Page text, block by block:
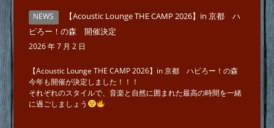
NEWS
【Acoustic Lounge THE CAMP 2026】in 京都 ハ
ピろー！の森 開催決定
2026 年 7 月 2 日
【Acoustic Lounge THE CAMP 2026】in 京都 ハピろー！の森
今年も開催が決定しました！！！
それぞれのスタイルで、音楽と自然に囲まれた最高の時間を一緒
に過ごしましょう